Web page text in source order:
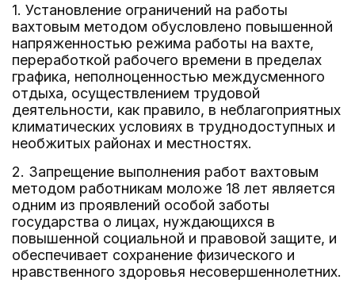
1. Установление ограничений на работы
вахтовым методом обусловлено повышенной
напряженностью режима работы на вахте,
переработкой рабочего времени в пределах
графика, неполноценностью междусменного
отдыха, осуществлением трудовой
деятельности, как правило, в неблагоприятных
климатических условиях в труднодоступных и
необжитых районах и местностях.
2. Запрещение выполнения работ вахтовым
методом работникам моложе 18 лет является
одним из проявлений особой заботы
государства о лицах, нуждающихся в
повышенной социальной и правовой защите, и
обеспечивает сохранение физического и
нравственного здоровья несовершеннолетних.